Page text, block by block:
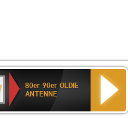
80er 90er OLDIE
ANTENNE